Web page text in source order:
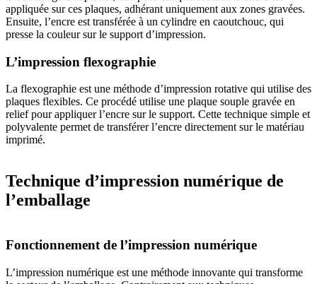
appliquée sur ces plaques, adhérant uniquement aux zones gravées.
Ensuite, l’encre est transférée à un cylindre en caoutchouc, qui
presse la couleur sur le support d’impression.
L’impression flexographie
La flexographie est une méthode d’impression rotative qui utilise des
plaques flexibles. Ce procédé utilise une plaque souple gravée en
relief pour appliquer l’encre sur le support. Cette technique simple et
polyvalente permet de transférer l’encre directement sur le matériau
imprimé.
Technique d’impression numérique de
l’emballage
Fonctionnement de l’impression numérique
L’impression numérique est une méthode innovante qui transforme